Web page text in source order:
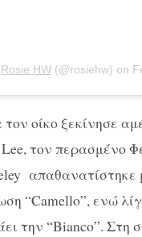
Rosie HW (@rosiehw) on
οίκο ξεκίνησε
τον περασμένο
απαθανατίστηκε
“Camello”, ενώ
την “Bianco”. Στη